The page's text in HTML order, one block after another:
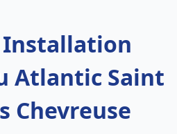
Installation
Atlantic Saint
Chevreuse